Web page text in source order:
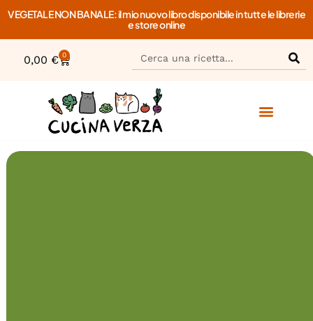
VEGETALE NON BANALE: il mio nuovo libro disponibile in tutte le librerie
e store online
0,00 € 0